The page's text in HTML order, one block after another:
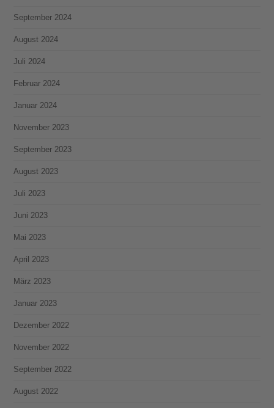
September 2024
August 2024
Juli 2024
Februar 2024
Januar 2024
November 2023
September 2023
August 2023
Juli 2023
Juni 2023
Mai 2023
April 2023
März 2023
Januar 2023
Dezember 2022
November 2022
September 2022
August 2022